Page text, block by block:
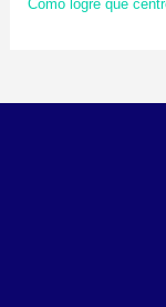
Cómo logré que